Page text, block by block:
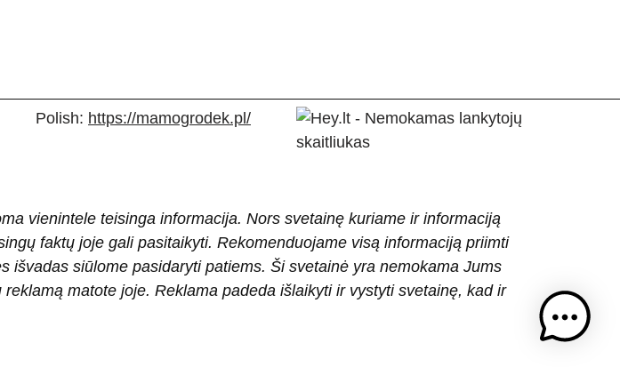
Polish: https://mamogrodek.pl/
vienintele teisinga informacija. Nors svetainę kuriame ir informaciją
faktų joje gali pasitaikyti. Rekomenduojame visą informaciją priimti
siūlome pasidaryti patiems. Ši svetainė yra nemokama Jums
matote joje. Reklama padeda išlaikyti ir vystyti svetainę, kad ir